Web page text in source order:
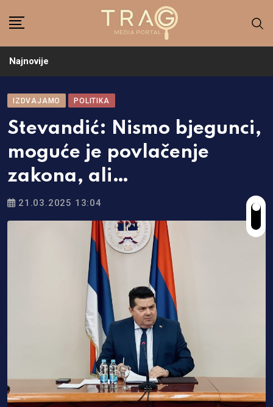
Najnovije
IZDVAJAMO POLITIKA
Stevandić: Nismo bjegunci,
moguće je povlačenje
zakona, ali…
21.03.2025 13:04